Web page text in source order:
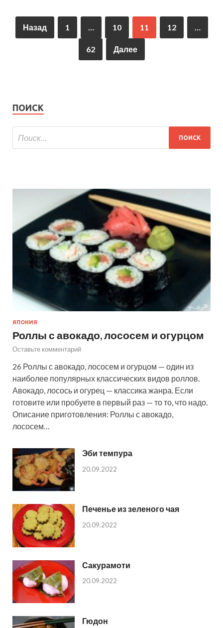
Назад 1 … 10 11 12 …
62 Далее
ПОИСК
ЯПОНИЯ
Роллы с авокадо, лососем и огурцом
Оставьте комментарий
26 Роллы с авокадо, лососем и огурцом — один из
наиболее популярных классических видов роллов.
Авокадо, лосось и огурец — классика жанра. Если
готовите или пробуете в первый раз — то то, что надо.
Описание приготовления: Роллы с авокадо,
лососем…
Эби темпура
20.09.2022
Печенье из зеленого чая
20.09.2022
Сакурамоти
20.09.2022
Гюдон